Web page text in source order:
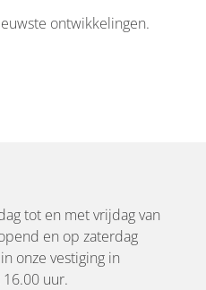
ontwikkelingen.
tot en met vrijdag van
en op zaterdag
onze vestiging in
uur.